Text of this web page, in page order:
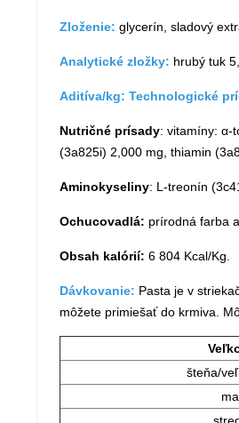
Zloženie: glycerín, sladový
Analytické zložky: hrubý tuk
Aditíva/kg: Technologické
Nutričné prísady: vitamíny: α-
(3a825i) 2,000 mg, thiamin
Aminokyseliny: L-treonín
Ochucovadlá: prírodná farba
Obsah kalórií: 6 804 Kcal/Kg.
Dávkovanie: Pasta je v
môžete primiešať do krmiva.
šteňa/